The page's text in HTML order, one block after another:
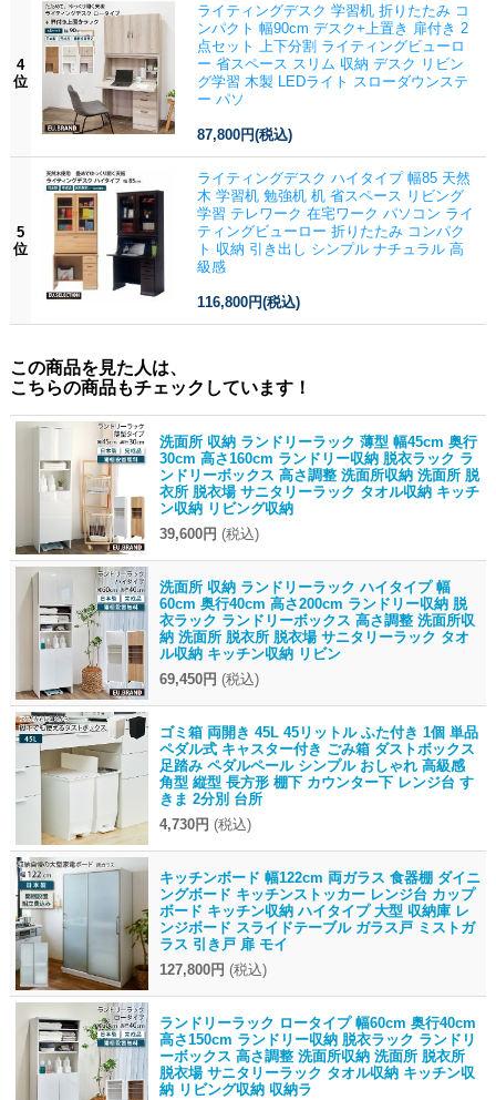
4
位
ライティングデスク 学習机 折りたたみ コ
ンパクト 幅90cm デスク+上置き 扉付き 2
点セット 上下分割 ライティングビューロ
ー 省スペース スリム 収納 デスク リビン
グ学習 木製 LEDライト スローダウンステ
ー パソ
87,800円(税込)
5
位
ライティングデスク ハイタイプ 幅85 天然
木 学習机 勉強机 机 省スペース リビング
学習 テレワーク 在宅ワーク パソコン ライ
ティングビューロー 折りたたみ コンパク
ト 収納 引き出し シンプル ナチュラル 高
級感
116,800円(税込)
この商品を見た人は、
こちらの商品もチェックしています！
洗面所 収納 ランドリーラック 薄型 幅45cm 奥行
30cm 高さ160cm ランドリー収納 脱衣ラック ラ
ンドリーボックス 高さ調整 洗面所収納 洗面所 脱
衣所 脱衣場 サニタリーラック タオル収納 キッチ
ン収納 リビング収納
39,600円 (税込)
洗面所 収納 ランドリーラック ハイタイプ 幅
60cm 奥行40cm 高さ200cm ランドリー収納 脱
衣ラック ランドリーボックス 高さ調整 洗面所収
納 洗面所 脱衣所 脱衣場 サニタリーラック タオ
ル収納 キッチン収納 リビン
69,450円 (税込)
ゴミ箱 両開き 45L 45リットル ふた付き 1個 単品
ペダル式 キャスター付き ごみ箱 ダストボックス
足踏み ペダルペール シンプル おしゃれ 高級感
角型 縦型 長方形 棚下 カウンター下 レンジ台 す
きま 2分別 台所
4,730円 (税込)
キッチンボード 幅122cm 両ガラス 食器棚 ダイニ
ングボード キッチンストッカー レンジ台 カップ
ボード キッチン収納 ハイタイプ 大型 収納庫 レ
ンジボード スライドテーブル ガラス戸 ミストガ
ラス 引き戸 扉 モイ
127,800円 (税込)
ランドリーラック ロータイプ 幅60cm 奥行40cm
高さ150cm ランドリー収納 脱衣ラック ランドリ
ーボックス 高さ調整 洗面所収納 洗面所 脱衣所
脱衣場 サニタリーラック タオル収納 キッチン収
納 リビング収納 収納ラ